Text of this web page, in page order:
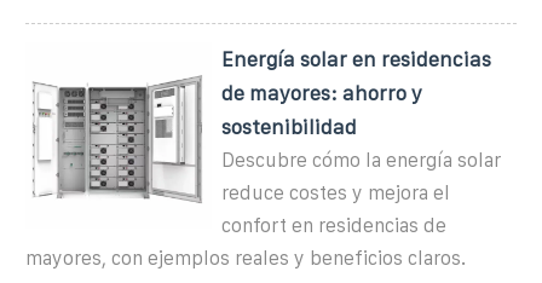
Energía solar en residencias
de mayores: ahorro y
sostenibilidad
Descubre cómo la energía solar
reduce costes y mejora el
confort en residencias de
mayores, con ejemplos reales y beneficios claros.